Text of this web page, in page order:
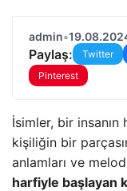
admin•
Paylaş: Twitter
Pinterest
İsimler, bir
kişiliğin bir
anlamları ve
harfiyle başlayan